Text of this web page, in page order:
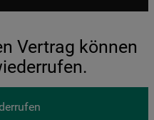
Vertrag können